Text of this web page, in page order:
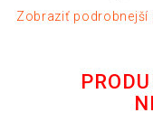
Zobraziť podrobnejší